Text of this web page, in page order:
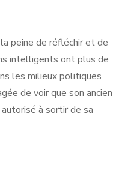
peine de réfléchir et de
intelligents ont plus de
les milieux politiques
de voir que son ancien
à sortir de sa